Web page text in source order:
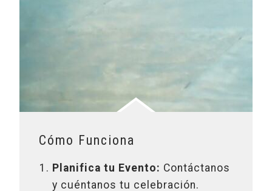
Cómo Funciona
Planifica tu Evento: Contáctanos
y cuéntanos tu celebración.